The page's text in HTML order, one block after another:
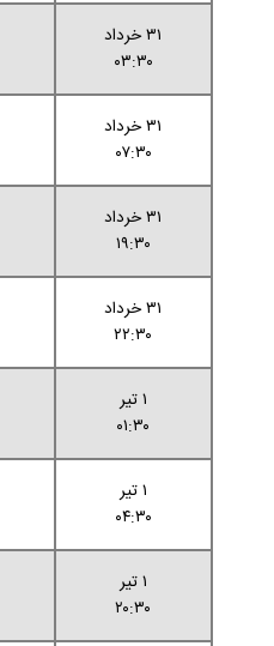
۳۱ خرداد
۰۳:۳۰
۳۱ خرداد
۰۷:۳۰
۳۱ خرداد
۱۹:۳۰
۳۱ خرداد
۲۲:۳۰
۱ تیر
۰۱:۳۰
۱ تیر
۰۴:۳۰
۱ تیر
۲۰:۳۰